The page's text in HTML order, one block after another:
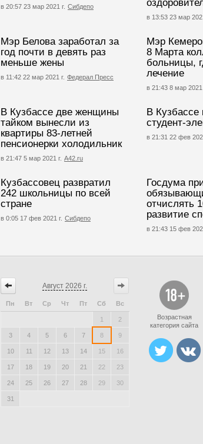
в 20:57 23 мар 2021 г. Сибдепо
в 13:53 23 мар
Мэр Белова заработал за
год почти в девять раз
меньше жены
в 11:42 22 мар 2021 г. Федерал Пресс
Мэр
8 Марта
больницы,
лечение
в 21:43 8 мар 2021
В Кузбассе две женщины
тайком вынесли из
квартиры 83-летней
пенсионерки холодильник
в 21:47 5 мар 2021 г. А42.ru
В Кузбассе
студент-
в 21:31 22 фев
Кузбассовец развратил
242 школьницы по всей
стране
в 0:05 17 фев 2021 г. Сибдепо
Госдума
отчислять
развитие
в 21:43 15 фев
Август 2026 г.
Пн Вт Ср Чт Пт Сб Вс
1 2
3 4 5 6 7 8 9
10 11 12 13 14 15 16
17 18 19 20 21 22 23
24 25 26 27 28 29 30
31
Возрастная
категория сайта